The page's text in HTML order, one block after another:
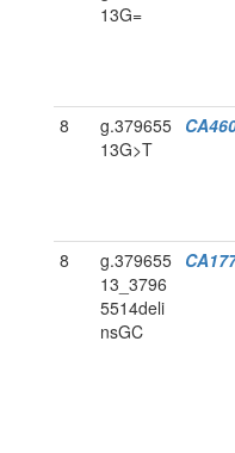
13G=
8
g.379655
13G>T
8
g.379655
13_3796
5514deli
nsGC